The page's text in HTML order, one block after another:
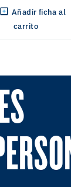
Añadir ficha al
carrito